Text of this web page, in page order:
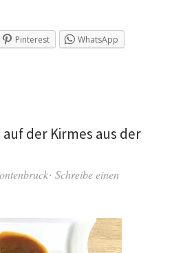
Pinterest
WhatsApp
der Kirmes aus der
Schreibe einen